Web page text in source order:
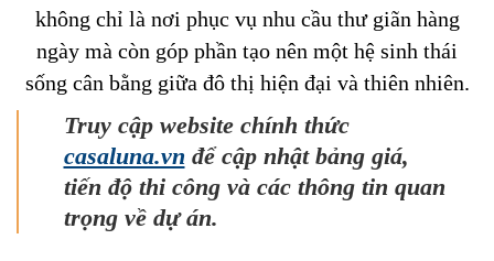
không chỉ là nơi phục vụ nhu cầu thư giãn hàng
ngày mà còn góp phần tạo nên một hệ sinh thái
sống cân bằng giữa đô thị hiện đại và thiên nhiên.
Truy cập website chính thức
casaluna.vn để cập nhật bảng giá,
tiến độ thi công và các thông tin quan
trọng về dự án.